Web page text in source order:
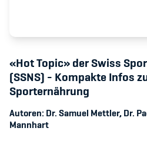
Academy
«Hot Topic» der Swiss
(SSNS) - Kompakte Infos
Sporternährung
Autoren: Dr. Samuel Mettler, Dr.
Mannhart